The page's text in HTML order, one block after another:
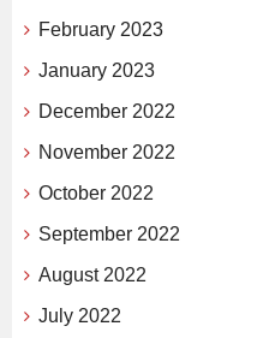
February 2023
January 2023
December 2022
November 2022
October 2022
September 2022
August 2022
July 2022